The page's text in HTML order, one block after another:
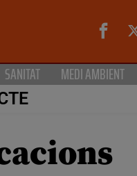
SANITAT MEDI AMBIENT